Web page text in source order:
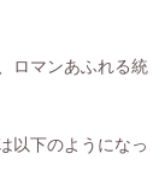
ロマンあふれる統
以下のようになっ